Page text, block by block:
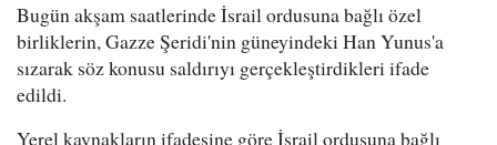
Bugün akşam saatlerinde İsrail ordusuna bağlı özel
birliklerin, Gazze Şeridi'nin güneyindeki Han Yunus'a
sızarak söz konusu saldırıyı gerçekleştirdikleri ifade
edildi.
Yerel kaynakların ifadesine göre İsrail ordusuna bağlı